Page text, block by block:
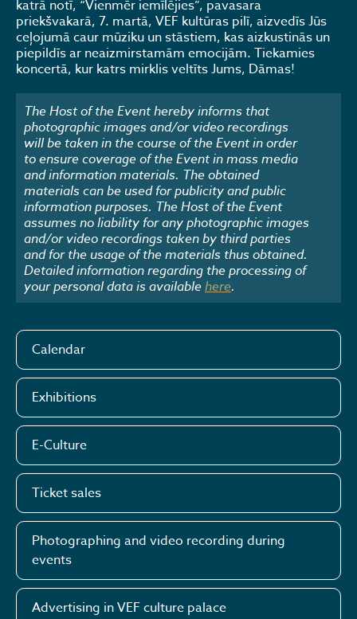
katrā notī, “Vienmēr iemīlējies”, pavasara
priekšvakarā, 7. martā, VEF kultūras pilī, aizvedīs Jūs
ceļojumā caur mūziku un stāstiem, kas aizkustinās un
piepildīs ar neaizmirstamām emocijām. Tiekamies
koncertā, kur katrs mirklis veltīts Jums, Dāmas!
The Host of the Event hereby informs that
photographic images and/or video recordings
will be taken in the course of the Event in order
to ensure coverage of the Event in mass media
and information materials. The obtained
materials can be used for publicity and public
information purposes. The Host of the Event
assumes no liability for any photographic images
and/or video recordings taken by third parties
and for the usage of the materials thus obtained.
Detailed information regarding the processing of
your personal data is availablehere.
Calendar
Exhibitions
E-Culture
Ticket sales
Photographing and video recording during
events
Advertising in VEF culture palace